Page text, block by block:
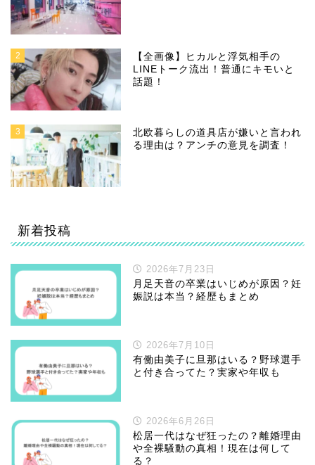
2
【全画像】ヒカルと浮気相手の
LINEトーク流出！普通にキモいと
話題！
3
北欧暮らしの道具店が嫌いと言われ
る理由は？アンチの意見を調査！
新着投稿
2026年7月23日
月足天音の卒業はいじめが原因？妊
娠説は本当？経歴もまとめ
2026年7月10日
有働由美子に旦那はいる？野球選手
と付き合ってた？実家や年収も
2026年6月26日
松居一代はなぜ狂ったの？離婚理由
や全裸騒動の真相！現在は何して
る？